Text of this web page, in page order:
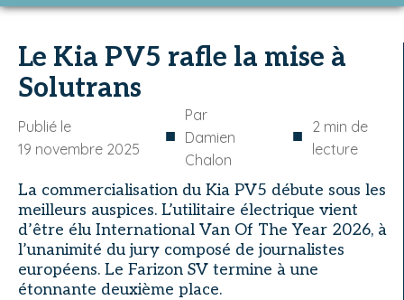
Le Kia PV5 rafle la mise à
Solutrans
Publié le
19 novembre 2025
■
Par
Damien
Chalon
■ 2 min de
lecture
La commercialisation du Kia PV5 débute sous les
meilleurs auspices. L’utilitaire électrique vient
d’être élu International Van Of The Year 2026, à
l’unanimité du jury composé de journalistes
européens. Le Farizon SV termine à une
étonnante deuxième place.